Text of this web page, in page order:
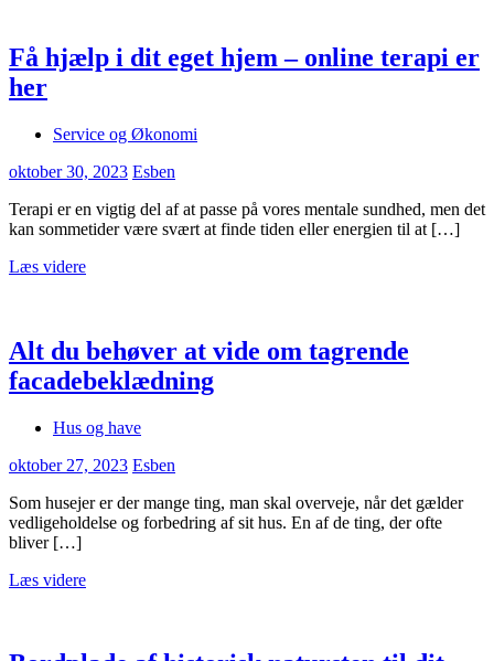
Få hjælp i dit eget hjem – online terapi er
her
Service og Økonomi
oktober 30, 2023 Esben
Terapi er en vigtig del af at passe på vores mentale sundhed, men det
kan sommetider være svært at finde tiden eller energien til at […]
Læs videre
Alt du behøver at vide om tagrende
facadebeklædning
Hus og have
oktober 27, 2023 Esben
Som husejer er der mange ting, man skal overveje, når det gælder
vedligeholdelse og forbedring af sit hus. En af de ting, der ofte
bliver […]
Læs videre